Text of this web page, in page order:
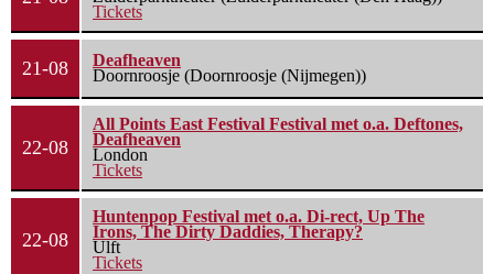
Tickets
21-08
Deafheaven
Doornroosje (Doornroosje (Nijmegen))
22-08
All Points East Festival Festival met o.a. Deftones,
Deafheaven
London
Tickets
22-08
Huntenpop Festival met o.a. Di-rect, Up The
Irons, The Dirty Daddies, Therapy?
Ulft
Tickets